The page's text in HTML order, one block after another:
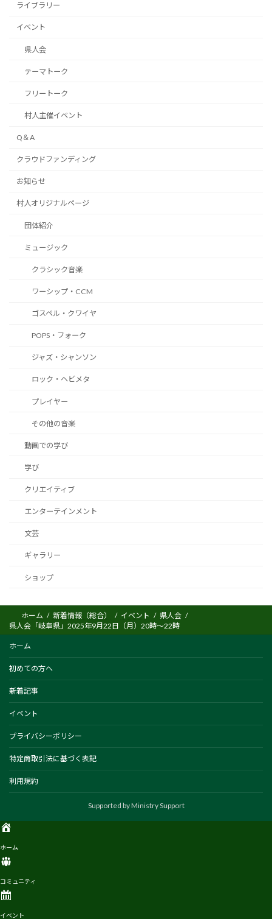
ライブラリー
イベント
県人会
テーマトーク
フリートーク
村人主催イベント
Q＆A
クラウドファンディング
お知らせ
村人オリジナルページ
団体紹介
ミュージック
クラシック音楽
ワーシップ・CCM
ゴスペル・クワイヤ
POPS・フォーク
ジャズ・シャンソン
ロック・ヘビメタ
プレイヤー
​その他の音楽
動画での学び
学び
クリエイティブ
エンターテインメント
文芸
ギャラリー
ショップ
ホーム 新着情報（総合） イベント
県人会
県人会「岐阜県」2025年9月22日（月）20時～22時
ホーム
初めての方へ
新着記事
イベント
プライバシーポリシー
特定商取引法に基づく表記
利用規約
ホーム
コミュニティ
イベント